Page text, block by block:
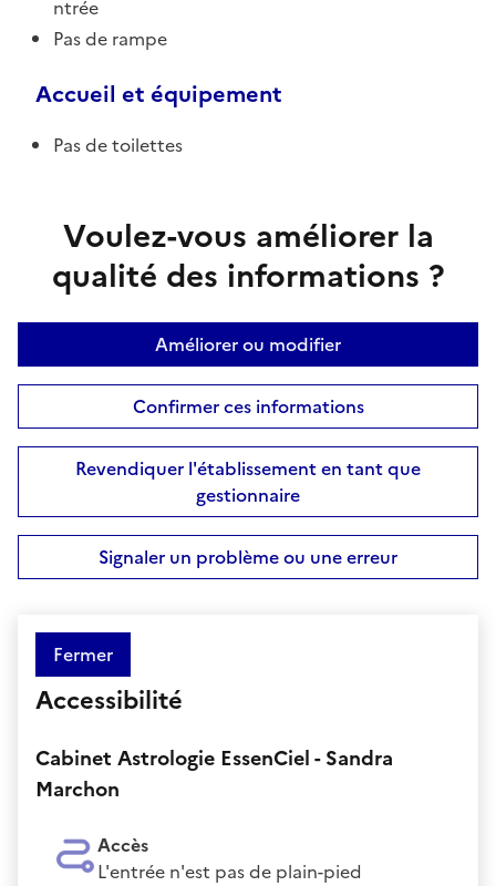
ntrée
Pas de rampe
Accueil et équipement
Pas de toilettes
Voulez-vous améliorer la
qualité des informations ?
Améliorer ou modifier
Confirmer ces informations
Revendiquer l'établissement en tant que
gestionnaire
Signaler un problème ou une erreur
Fermer
Accessibilité
Cabinet Astrologie EssenCiel - Sandra
Marchon
Accès
L'entrée n'est pas de plain-pied